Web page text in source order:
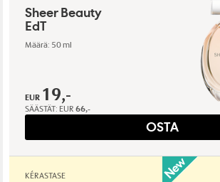
Sheer Beauty
EdT
Määrä: 50 ml
EUR 19,-
SÄÄSTÄT: EUR 66,-
OSTA
KÉRASTASE